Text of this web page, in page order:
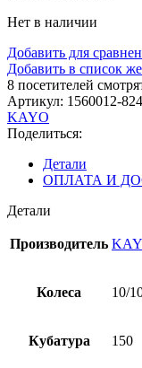
Нет в наличии
Добавить для
Добавить в список
8 посетителей
Артикул: 1560012-
KAYO
Поделиться:
Детали
ОПЛАТА И
Детали
Производитель
Колеса 10/
Кубатура 150